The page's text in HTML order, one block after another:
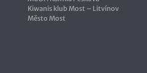
Kiwanis klub Most – Litvínov
Město Most